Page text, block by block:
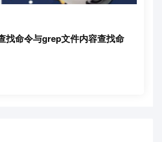
找命令与grep文件内容查找命